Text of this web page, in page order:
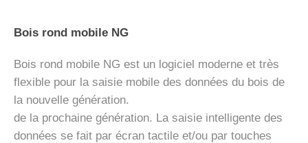
Bois rond mobile NG
Bois rond mobile NG est un logiciel moderne et très
flexible pour la saisie mobile des données du bois de
la nouvelle génération.
de la prochaine génération. La saisie intelligente des
données se fait par écran tactile et/ou par touches